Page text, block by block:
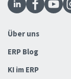
Über uns
ERP Blog
KI im ERP